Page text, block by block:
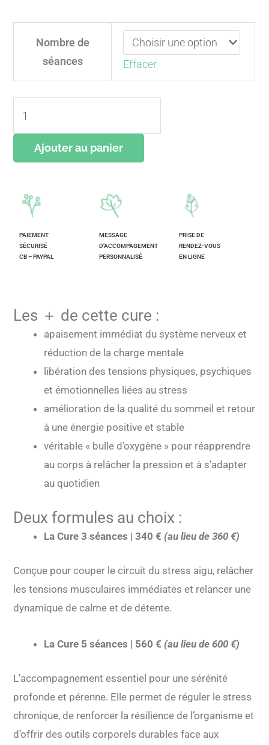
Nombre de
séances
Effacer
Ajouter au panier
PAIEMENT
SÉCURISÉ
CB – PAYPAL
MESSAGE
D’ACCOMPAGEMENT
PERSONNALISÉ
PRISE DE
RENDEZ-VOUS
EN LIGNE
Les ＋ de cette cure :
apaisement immédiat du système nerveux et
réduction de la charge mentale
libération des tensions physiques, psychiques
et émotionnelles liées au stress
amélioration de la qualité du sommeil et retour
à une énergie positive et stable
véritable « bulle d’oxygène » pour réapprendre
au corps à relâcher la pression et à s’adapter
au quotidien
Deux formules au choix :
La Cure 3 séances | 340 € (au lieu de 360 €)
Conçue pour couper le circuit du stress aigu, relâcher
les tensions musculaires immédiates et relancer une
dynamique de calme et de détente.
La Cure 5 séances | 560 € (au lieu de 600 €)
L’accompagnement essentiel pour une sérénité
profonde et pérenne. Elle permet de réguler le stress
chronique, de renforcer la résilience de l’organisme et
d’offrir des outils corporels durables face aux